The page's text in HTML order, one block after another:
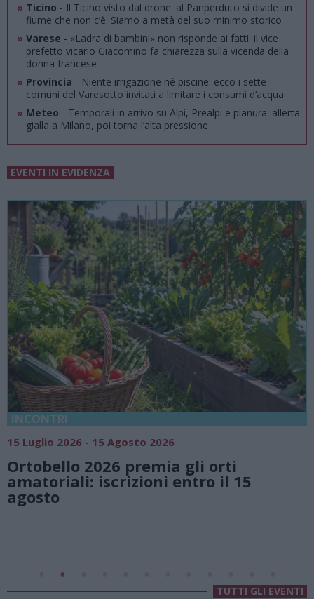
» Ticino - Il Ticino visto dal drone: al Panperduto si divide un
fiume che non c’è. Siamo a metà del suo minimo storico
» Varese - «Ladra di bambini» non risponde ai fatti: il vice
prefetto vicario Giacomino fa chiarezza sulla vicenda della
donna francese
» Provincia - Niente irrigazione né piscine: ecco i sette
comuni del Varesotto invitati a limitare i consumi d’acqua
» Meteo - Temporali in arrivo su Alpi, Prealpi e pianura: allerta
gialla a Milano, poi torna l’alta pressione
EVENTI IN EVIDENZA
gli orti
entro il 15
18 Luglio 2026 - 15 Agosto
Vivi l’estate a Villa
natura e atmosfere
Lago di Lugano
TUTTI GLI EVENTI